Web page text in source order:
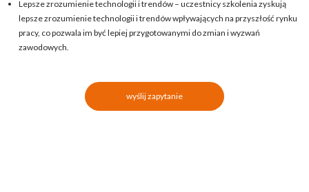
Lepsze zrozumienie technologii i trendów – uczestnicy szkolenia zyskują
lepsze zrozumienie technologii i trendów wpływających na przyszłość rynku
pracy, co pozwala im być lepiej przygotowanymi do zmian i wyzwań
zawodowych.
wyślij zapytanie